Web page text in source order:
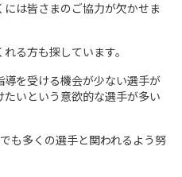
は皆さまのご協力が欠かせま
る方も探しています。
を受ける機会が少ない選手が
いという意欲的な選手が多い
も多くの選手と関われるよう努